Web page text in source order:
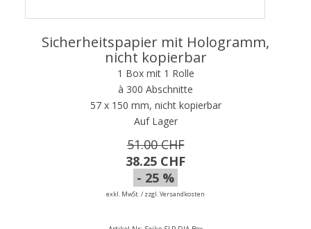
Sicherheitspapier mit Hologramm,
nicht kopierbar
1 Box mit 1 Rolle
à 300 Abschnitte
57 x 150 mm, nicht kopierbar
Auf Lager
51.00 CHF
38.25 CHF
- 25 %
exkl. MwSt. / zzgl. Versandkosten